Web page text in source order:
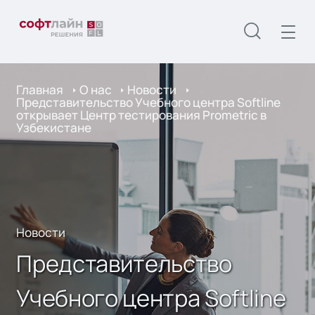
Главная О нас Новости
Представительство Учебного центра Softline
открывает Центр тестирования Prometric в
Узбекистане
Новости
Представительство
Учебного центра Softline